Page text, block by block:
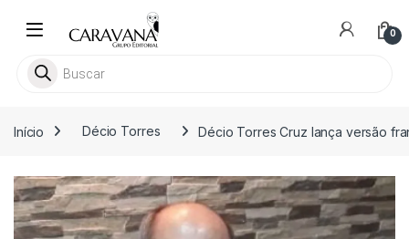
0
Pesquisar livros
Início Décio Torres Décio Torres Cruz lança versão